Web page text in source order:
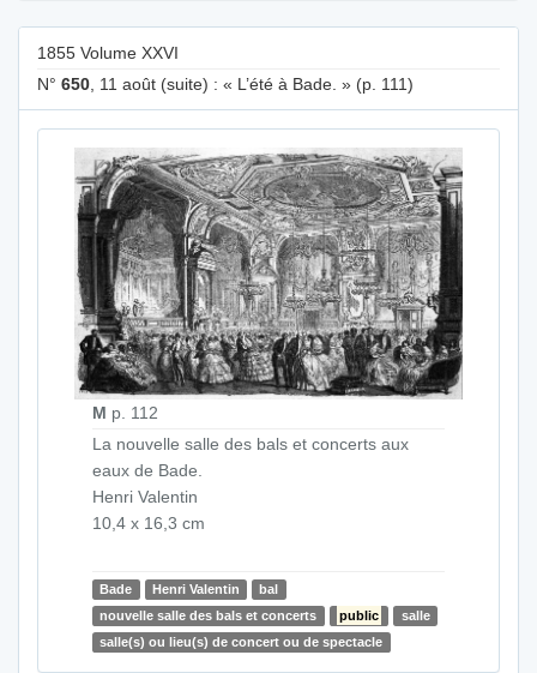
1855 Volume XXVI
N° 650, 11 août (suite) : « L’été à Bade. » (p. 111)
M p. 112
La nouvelle salle des bals et concerts aux
eaux de Bade.
Henri Valentin
10,4 x 16,3 cm
Bade Henri Valentin
bal
nouvelle salle des bals et concerts
public
salle
salle(s) ou lieu(s) de concert ou de spectacle